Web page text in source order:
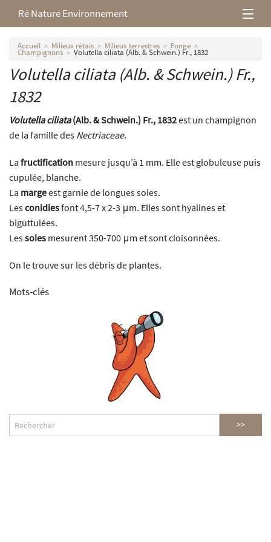
Ré Nature Environnement
L’association
Milieux rétais
Nos parutions
Accueil Milieux rétais Milieux terrestres Fonge
Champignons Volutella ciliata (Alb. & Schwein.) Fr., 1832
Volutella ciliata(Alb. & Schwein.) Fr.,
1832
Volutella ciliata(Alb. & Schwein.) Fr., 1832est un champignon
de la famille des Nectriaceae.
La fructification mesure jusqu’à 1 mm. Elle est globuleuse puis
cupulée, blanche.
La margeest garnie de longues soies.
Lesconidiesfont 4,5-7 x 2-3 μm. Elles sont hyalines et
biguttulées.
Lessoies mesurent 350-700 μm et sont cloisonnées.
On le trouve sur les débris de plantes.
Mots-clés